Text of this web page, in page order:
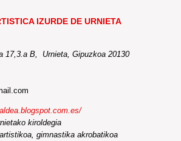
IZURDE DE URNIETA
17,3.a B, Urnieta, Gipuzkoa 20130
kiroldegia
gimnastika akrobatikoa